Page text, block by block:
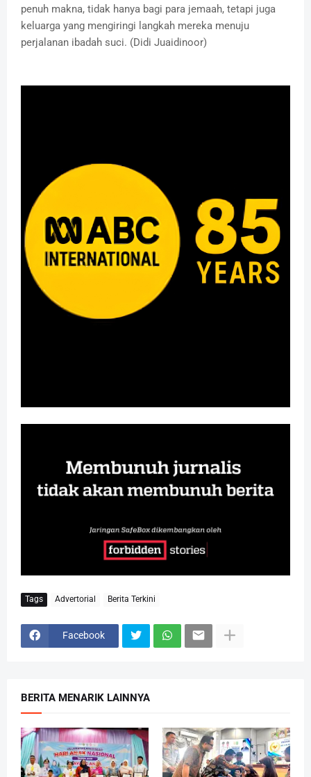
penuh makna, tidak hanya bagi para jemaah, tetapi juga
keluarga yang mengiringi langkah mereka menuju
perjalanan ibadah suci. (Didi Juaidinoor)
Tags Advertorial Berita Terkini
Facebook
BERITA MENARIK LAINNYA